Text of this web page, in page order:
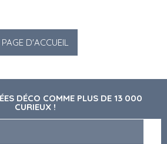
DÉCO COMME PLUS DE 13 000
CURIEUX !